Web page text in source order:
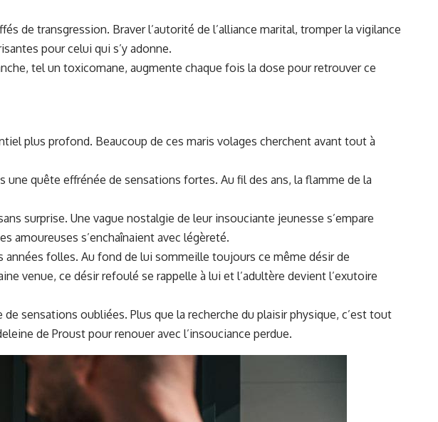
de transgression. Braver l’autorité de l’alliance marital, tromper la vigilance
pour celui qui s’y adonne.
tel un toxicomane, augmente chaque fois la dose pour retrouver ce
plus profond. Beaucoup de ces maris volages cherchent avant tout à
quête effrénée de sensations fortes. Au fil des ans, la flamme de la
surprise. Une vague nostalgie de leur insouciante jeunesse s’empare
amoureuses s’enchaînaient avec légèreté.
années folles. Au fond de lui sommeille toujours ce même désir de
venue, ce désir refoulé se rappelle à lui et l’adultère devient l’exutoire
sensations oubliées. Plus que la recherche du plaisir physique, c’est tout
de Proust pour renouer avec l’insouciance perdue.